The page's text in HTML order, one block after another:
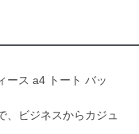
ース a4 トート バッ
、ビジネスからカジュ